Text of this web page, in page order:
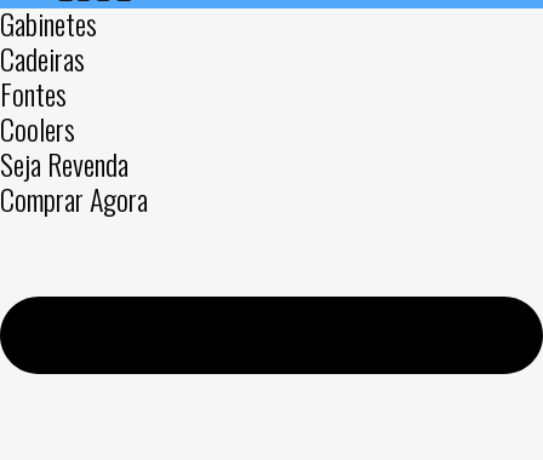
Gabinetes
Cadeiras
Fontes
Coolers
Seja Revenda
Comprar Agora